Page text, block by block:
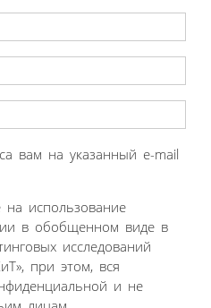
вам на указанный e-mail
на использование
в обобщенном виде в
исследований
при этом, вся
и не